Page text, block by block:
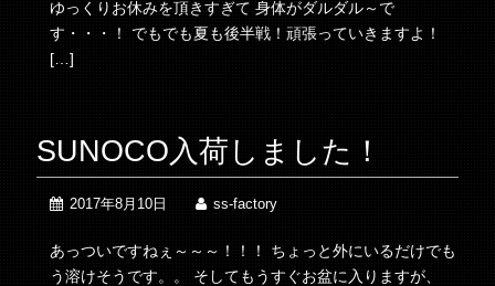
ゆっくりお休みを頂きすぎて 身体がダルダル～で
す・・・！ でもでも夏も後半戦！頑張っていきますよ！
[…]
SUNOCO入荷しました！
2017年8月10日 ss-factory
あっついですねぇ～～～！！！ ちょっと外にいるだけでも
う溶けそうです。。 そしてもうすぐお盆に入りますが、